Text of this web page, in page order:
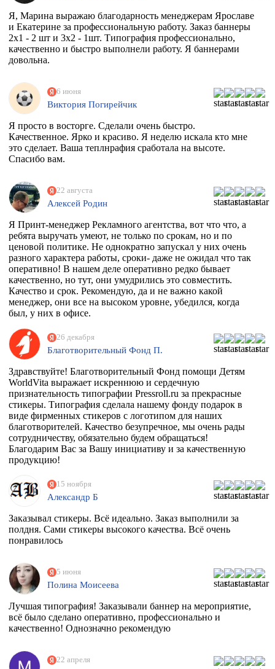
Я, Марина выражаю благодарность менеджерам Ярославе
и Екатерине за профессиональную работу. Заказ баннеры
2х1 - 2 шт и 3х2 - 1шт. Типография профессионально,
качественно и быстро выполнели работу. Я баннерами
довольна.
6 июня
Виктория Погирейчик
Я просто в восторге. Сделали очень быстро.
Качественное. Ярко и красиво. Я неделю искала кто мне
это сделает. Ваша теплнрафия сработала на высоте.
Спасибо вам.
22 августа
Алексей Родин
Я Принт-менеджер Рекламного агентства, вот что что, а
ребята выручать умеют, не только по срокам, но и по
ценовой политике. Не однократно запускал у них очень
разного характера работы, сроки- даже не ожидал что так
оперативно! В нашем деле оперативно редко бывает
качественно, но тут, они умудрились это совместить.
Качество и срок. Рекомендую, да и не важно какой
менеджер, они все на высоком уровне, убедился, когда
был, у них в офисе.
26 декабря
Благотворительный Фонд П.
Здравствуйте! Благотворительный Фонд помощи Детям
WorldVita выражает искреннюю и сердечную
признательность типографии Pressroll.ru за прекрасные
стикеры. Типография сделала нашему фонду подарок в
виде фирменных стикеров с логотипом для наших
благотворителей. Качество безупречное, мы очень рады
сотрудничеству, обязательно будем обращаться!
Благодарим Вас за Вашу инициативу и за качественную
продукцию!
15 ноября
Александр Б
Заказывал стикеры. Всё идеально. Заказ выполнили за
полдня. Сами стикеры высокого качества. Всё очень
понравилось
5 июня
Полина Моисеева
Лучшая типография! Заказывали баннер на мероприятие,
всё было сделано оперативно, профессионально и
качественно! Однозначно рекомендую
22 апреля